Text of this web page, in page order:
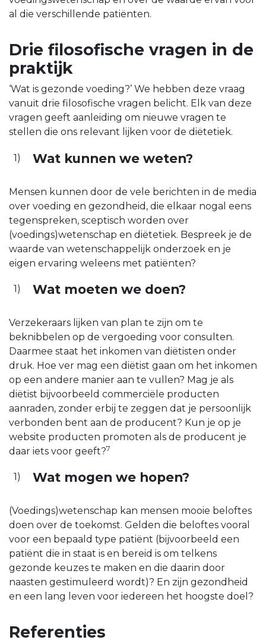
al die verschillende patiënten.
Drie filosofische vragen in de
praktijk
‘Wat is gezonde voeding?’ We hebben deze vraag
vanuit drie filosofische vragen belicht. Elk van deze
vragen geeft aanleiding om nieuwe vragen te
stellen die ons relevant lijken voor de diëtetiek.
Wat kunnen we weten?
Mensen kunnen door de vele berichten in de media
over voeding en gezondheid, die elkaar nogal eens
tegenspreken, sceptisch worden over
(voedings)wetenschap en diëtetiek. Bespreek je de
waarde van wetenschappelijk onderzoek en je
eigen ervaring weleens met patiënten?
Wat moeten we doen?
Verzekeraars lijken van plan te zijn om te
beknibbelen op de vergoeding voor consulten.
Daarmee staat het inkomen van diëtisten onder
druk. Hoe ver mag een diëtist gaan om het inkomen
op een andere manier aan te vullen? Mag je als
diëtist bijvoorbeeld commerciële producten
aanraden, zonder erbij te zeggen dat je persoonlijk
verbonden bent aan de producent? Kun je op je
website producten promoten als de producent je
daar iets voor geeft?7
Wat mogen we hopen?
(Voedings)wetenschap kan mensen mooie beloftes
doen over de toekomst. Gelden die beloftes vooral
voor een bepaald type patiënt (bijvoorbeeld een
patiënt die in staat is en bereid is om telkens
gezonde keuzes te maken en die daarin door
naasten gestimuleerd wordt)? En zijn gezondheid
en een lang leven voor iedereen het hoogste doel?
Referenties